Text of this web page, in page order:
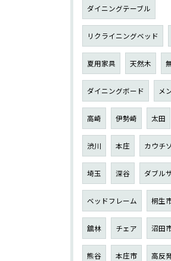
ダイニングテーブル
リクライニングベッド
夏用家具 天然木
ダイニングボード メ
高崎 伊勢崎 太田
渋川 本庄 カウチ
埼玉 深谷 ダブル
ベッドフレーム 桐生
舘林 チェア 沼田
熊谷 本庄市 高反